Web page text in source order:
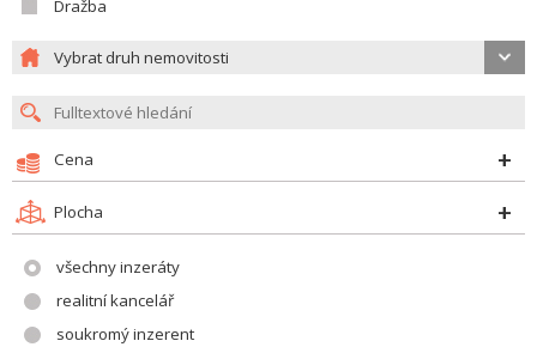
Dražba
Vybrat druh nemovitosti
Cena
Plocha
všechny inzeráty
realitní kancelář
soukromý inzerent